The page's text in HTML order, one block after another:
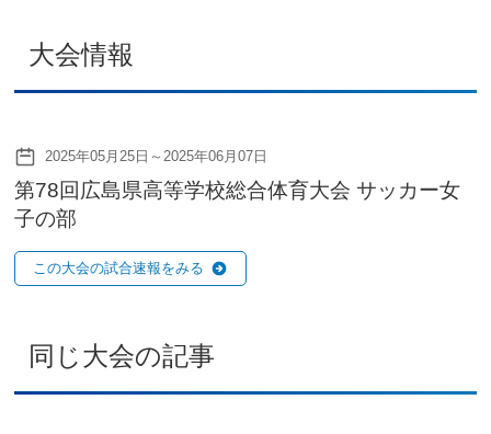
大会情報
2025年05月25日～2025年06月07日
第78回広島県高等学校総合体育大会 サッカー女
子の部
この大会の試合速報をみる
同じ大会の記事